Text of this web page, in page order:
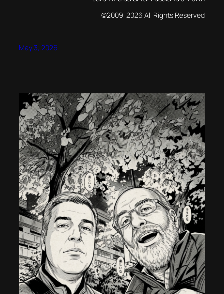
©2009-2026 All Rights Reserved
May 3, 2026